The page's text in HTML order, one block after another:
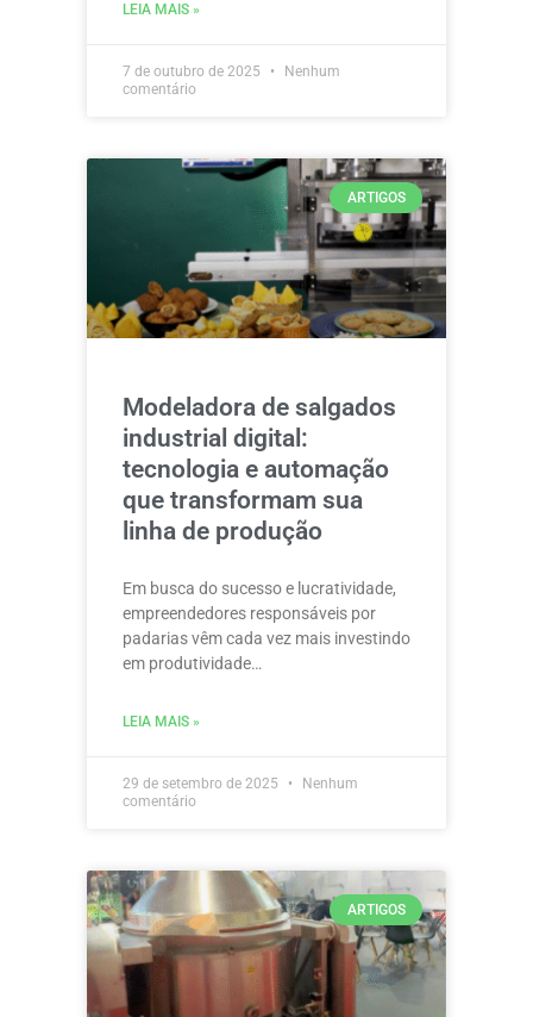
LEIA MAIS »
7 de outubro de 2025
Nenhum
comentário
ARTIGOS
Modeladora de salgados
industrial digital:
tecnologia e automação
que transformam sua
linha de produção
Em busca do sucesso e lucratividade,
empreendedores responsáveis por
padarias vêm cada vez mais investindo
em produtividade…
LEIA MAIS »
29 de setembro de 2025
Nenhum
comentário
ARTIGOS